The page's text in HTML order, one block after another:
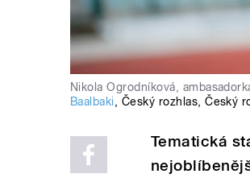
Nikola Ogrodníková,
Baalbaki, Český rozhlas,Český
Tematická